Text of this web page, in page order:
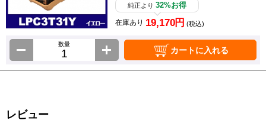
純正より32%お得
在庫あり 19,170円 (税込)
数量
カートに入れる
レビュー